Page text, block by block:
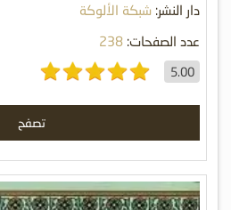
دار النشر: شبكة الألوكة
عدد الصفحات: 238
5.00
تصفح